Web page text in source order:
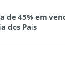
de 45% em
dos Pais